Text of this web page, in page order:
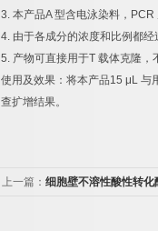
3. 本产品A型含电泳染料， PCR
4. 由于各成分的浓度和比例都
5. 产物可直接用于T 载体克隆，
使用及效果：将本产品15 μL 与
查扩增结果。
上一篇： 细胞壁不溶性酸性转